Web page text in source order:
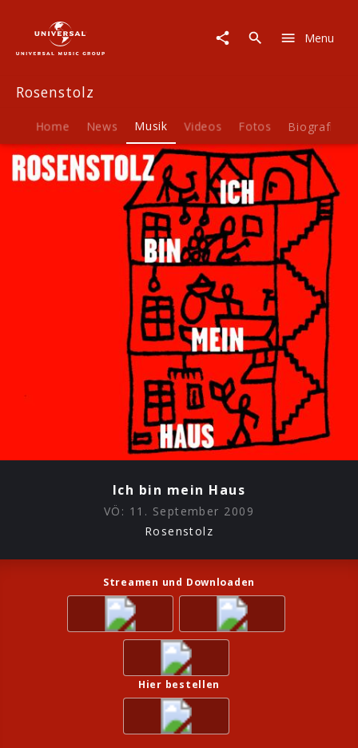
bin
Menu
Rosenstolz
Home News Musik Videos Fotos Biografie
Ich bin mein Haus
VÖ: 11. September 2009
Rosenstolz
Streamen und Downloaden
Hier bestellen